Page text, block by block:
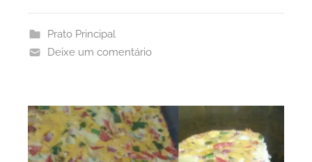
Prato Principal
Deixe um comentário